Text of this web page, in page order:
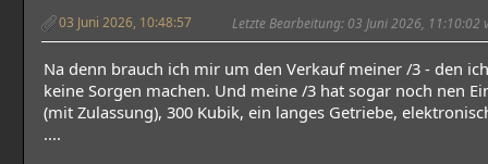
03 Juni 2026, 10:48:57 Letzte Bearbeitung: 03 Juni 2026, 11:10:02
Na denn brauch ich mir um den Verkauf meiner /3 - den
keine Sorgen machen. Und meine /3 hat sogar noch nen
(mit Zulassung), 300 Kubik, ein langes Getriebe,
....